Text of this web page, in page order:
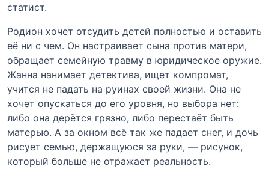
статист.
Родион хочет отсудить детей полностью и оставить
её ни с чем. Он настраивает сына против матери,
обращает семейную травму в юридическое оружие.
Жанна нанимает детектива, ищет компромат,
учится не падать на руинах своей жизни. Она не
хочет опускаться до его уровня, но выбора нет:
либо она дерётся грязно, либо перестаёт быть
матерью. А за окном всё так же падает снег, и дочь
рисует семью, держащуюся за руки, — рисунок,
который больше не отражает реальность.